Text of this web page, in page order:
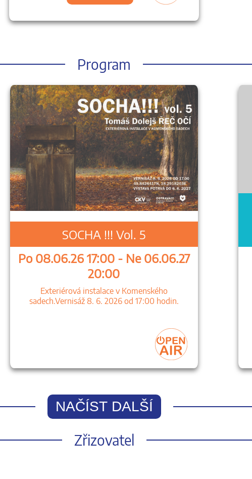
Program
SOCHA !!! Vol. 5
Po 08.06.26 17:00 - Ne 06.06.27
20:00
Exteriérová instalace v Komenského
sadech.Vernisáž 8. 6. 2026 od 17:00 hodin.
NAČÍST DALŠÍ
Zřizovatel